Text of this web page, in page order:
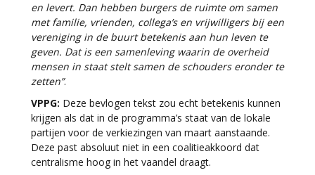
en levert. Dan hebben burgers de ruimte om samen
met familie, vrienden, collega’s en vrijwilligers bij een
vereniging in de buurt betekenis aan hun leven te
geven. Dat is een samenleving waarin de overheid
mensen in staat stelt samen de schouders eronder te
zetten”.
VPPG: Deze bevlogen tekst zou echt betekenis kunnen
krijgen als dat in de programma’s staat van de lokale
partijen voor de verkiezingen van maart aanstaande.
Deze past absoluut niet in een coalitieakkoord dat
centralisme hoog in het vaandel draagt.